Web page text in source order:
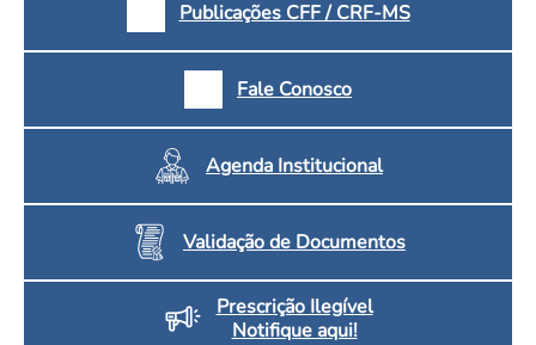
Publicações CFF / CRF-MS
Fale Conosco
Agenda Institucional
Validação de Documentos
Prescrição Ilegível
Notifique aqui!